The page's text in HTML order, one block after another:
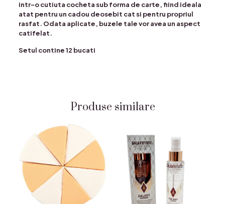
intr-o cutiuta cocheta sub forma de carte, fiind ideala
atat pentru un cadou deosebit cat si pentru propriul
rasfat. Odata aplicate, buzele tale vor avea un aspect
catifelat.
Setul contine 12 bucati
Produse similare